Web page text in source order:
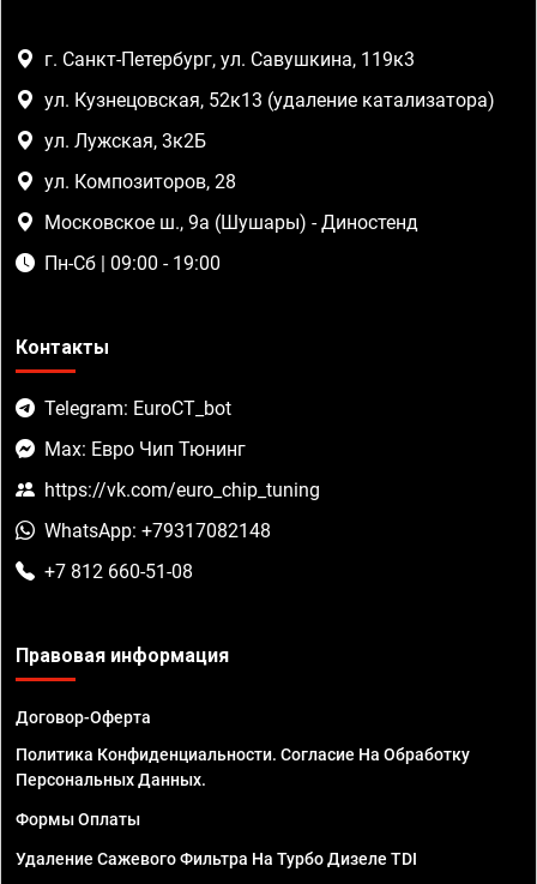
г. Санкт-Петербург, ул. Савушкина, 119к3
ул. Кузнецовская, 52к13 (удаление катализатора)
ул. Лужская, 3к2Б
ул. Композиторов, 28
Московское ш., 9а (Шушары) - Диностенд
Пн-Сб | 09:00 - 19:00
Контакты
Telegram: EuroCT_bot
Max: Евро Чип Тюнинг
https://vk.com/euro_chip_tuning
WhatsApp: +79317082148
+7 812 660-51-08
Правовая информация
Договор-Оферта
Политика Конфиденциальности. Согласие На Обработку
Персональных Данных.
Формы Оплаты
Удаление Сажевого Фильтра На Турбо Дизеле TDI